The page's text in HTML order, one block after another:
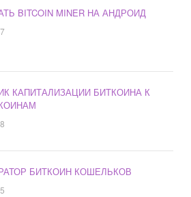
BITCOIN MINER НА АНДРОИД
КАПИТАЛИЗАЦИИ БИТКОИНА К
БИТКОИН КОШЕЛЬКОВ